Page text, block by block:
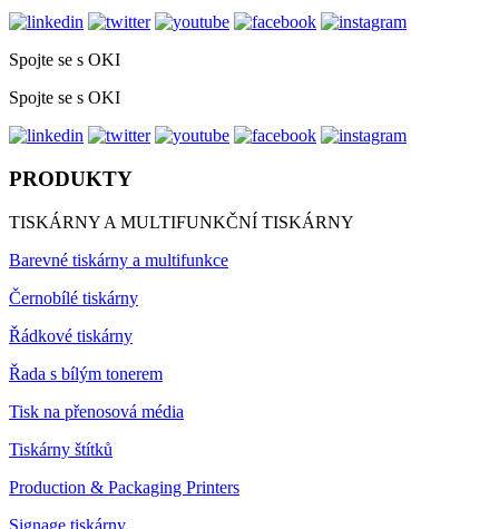
Spojte se s OKI
Spojte se s OKI
PRODUKTY
TISKÁRNY A MULTIFUNKČNÍ TISKÁRNY
Barevné tiskárny a multifunkce
Černobílé tiskárny
Řádkové tiskárny
Řada s bílým tonerem
Tisk na přenosová média
Tiskárny štítků
Production & Packaging Printers
Signage tiskárny